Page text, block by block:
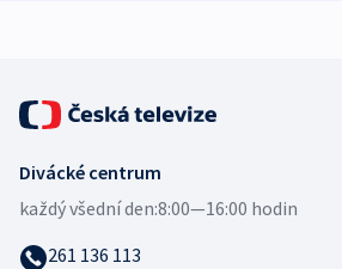
Divácké centrum
každý všední den:8:00—16:00 hodin
261 136 113